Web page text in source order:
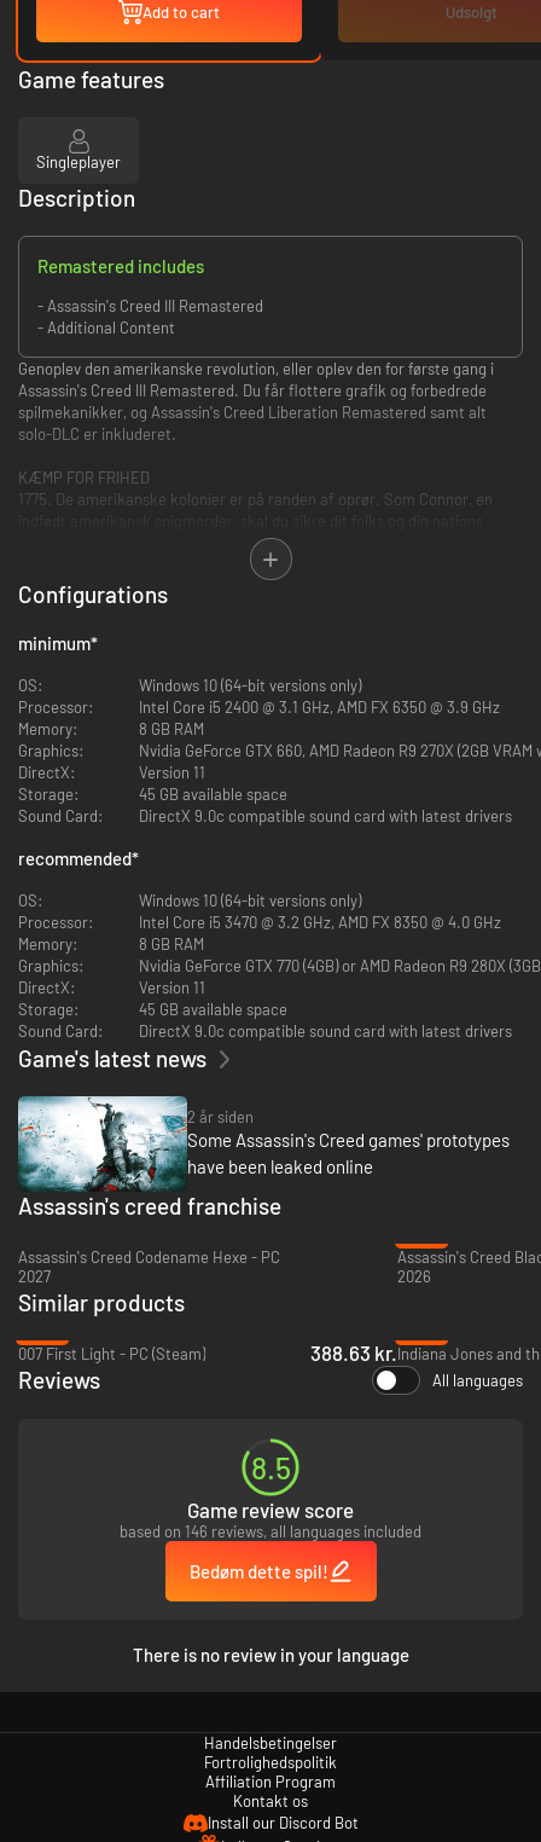
Add to cart Udsolgt
Game features
Singleplayer
Description
Remastered includes
- Assassin's Creed III Remastered
- Additional Content
Genoplev den amerikanske revolution, eller oplev den for første gang i
Assassin's Creed III Remastered. Du får flottere grafik og forbedrede
spilmekanikker, og Assassin's Creed Liberation Remastered samt alt
solo-DLC er inkluderet.
KÆMP FOR FRIHED
1775. De amerikanske kolonier er på randen af oprør. Som Connor, en
frihed. I byens myldrende gader og på kaotiske slagmarker skal du myrde
dine fjender på alverdens måder med et stort arsenal af våben.
NY GRAFISK SPILOPLEVELSE
opløsning, nye figurer, forfinet animering af omgivelser og meget mere.
mere medrivende oplevelse.
EKSTRA INDHOLD
Alt originalt solo-DLC inklusive The Tyranny of King Washington og det
komplette Assassin's Creed Liberation Remastered er inkluderet i spillet.
Configurations
minimum*
OS:
Windows 10 (64-bit versions only)
Processor:
Intel Core i5 2400 @ 3.1 GHz, AMD FX 6350 @ 3.9 GHz
Memory:
8 GB RAM
Graphics:
Nvidia GeForce GTX 660, AMD Radeon R9 270X (2GB
DirectX:
Version 11
Storage:
45 GB available space
Sound Card:
DirectX 9.0c compatible sound card with latest drivers
recommended*
OS:
Windows 10 (64-bit versions only)
Processor:
Intel Core i5 3470 @ 3.2 GHz, AMD FX 8350 @ 4.0 GHz
Memory:
8 GB RAM
Graphics:
Nvidia GeForce GTX 770 (4GB) or AMD Radeon R9 280X
DirectX:
Version 11
Storage:
45 GB available space
Sound Card:
DirectX 9.0c compatible sound card with latest drivers
Game's latest news
2 år siden
Some Assassin's Creed games' prototypes
have been leaked online
Assassin's creed franchise
Assassin's Creed Codename Hexe - PC
2027
2026
Similar products
007 First Light - PC (Steam)
388.63 kr.
Reviews All languages
8.5
Game review score
based on 146 reviews, all languages included
Bedøm dette spil!
There is no review in your language
Handelsbetingelser
Fortrolighedspolitik
Affiliation Program
Kontakt os
Install our Discord Bot